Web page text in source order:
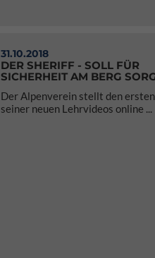
31.10.2018
DER SHERIFF - SOLL FÜR
SICHERHEIT AM BERG
Der Alpenverein stellt den
seiner neuen Lehrvideos online ...